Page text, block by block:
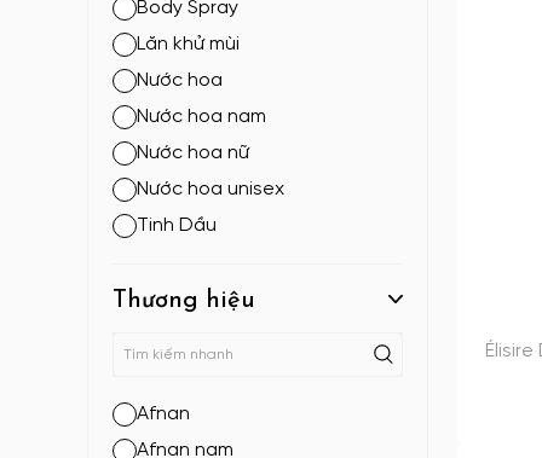
Body Spray
Lăn khử mùi
Nước hoa
Nước hoa nam
Nước hoa nữ
Nước hoa unisex
Tinh Dầu
Thương hiệu
Afnan
Afnan nam